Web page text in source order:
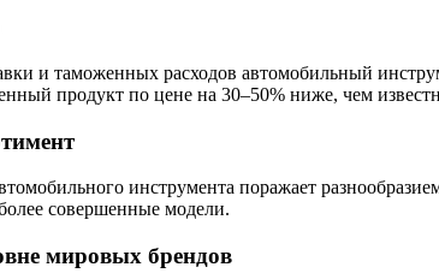
и таможенных расходов автомобильный
продукт по цене на 30–50% ниже, чем
инструмента поражает
совершенные модели.
мировых брендов